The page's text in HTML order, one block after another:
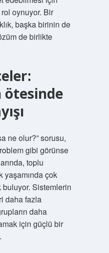
oynuyor. Bir
başka birinin de
de birlikte
ötesinde
ne olur?” sorusu,
gibi görünse
toplu
yaşamında çok
buluyor. Sistemlerin
daha fazla
daha
için güçlü bir